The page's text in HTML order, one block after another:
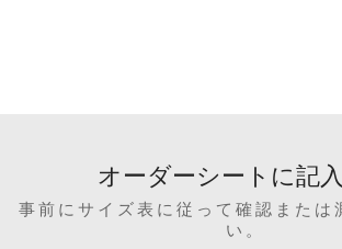
オーダーシートに記
事前にサイズ表に従って確認または
い。